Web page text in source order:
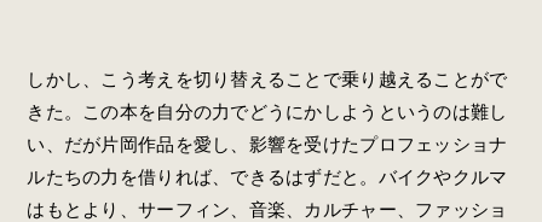
しかし、こう考えを切り替えることで乗り越えることがで
きた。この本を自分の力でどうにかしようというのは難し
い、だが片岡作品を愛し、影響を受けたプロフェッショナ
ルたちの力を借りれば、できるはずだと。バイクやクルマ
はもとより、サーフィン、音楽、カルチャー、ファッショ